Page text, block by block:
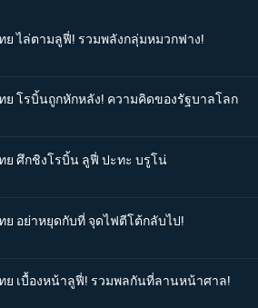
ย ไล่ตามลูฟี่! รวมพลังกลุ่มหมวกฟาง!
ย โรบิ้นถูกหักหลัง! ความคิดของรัฐบาลโลก
ย ศึกชิงโรบิ้น ลูฟี่ ปะทะ บรูโน่
ย อย่าหยุดกับที่ จุดไฟตีโต้กลับไป!
ย เบื้องหน้าลูฟี่! รวมพลกันที่ลานหน้าศาล!